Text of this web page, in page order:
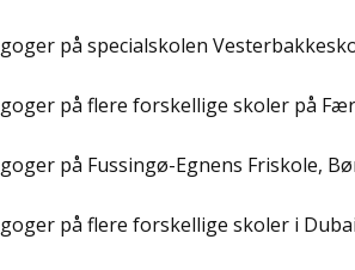
på specialskolen
på flere forskellige skoler på
på Fussingø-Egnens Friskole,
på flere forskellige skoler i